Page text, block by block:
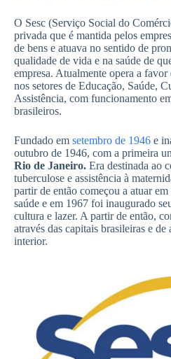
O Sesc (Serviço Social do
privada que é mantida pelos
de bens e atuava no sentido de
qualidade de vida e na saúde de
empresa. Atualmente opera a
nos setores de Educação, Saúde,
Assistência, com funcionamento
brasileiros.
Fundado em setembro de 1946 e
outubro de 1946, com a primeira
Rio de Janeiro. Era destinada ao
tuberculose e assistência à
partir de então começou a atuar em
saúde e em 1967 foi inaugurado
cultura e lazer. A partir de então,
através das capitais brasileiras e de
interior.